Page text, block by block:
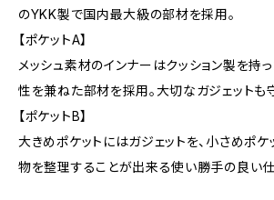
のYKK製で国内最大級の部材を採用。
【ポケットA】
メッシュ素材のインナーはクッション製を持
性を兼ねた部材を採用。大切なガジェットも
【ポケットB】
大きめポケットにはガジェットを、小さめポ
物を整理することが出来る使い勝手の良い仕